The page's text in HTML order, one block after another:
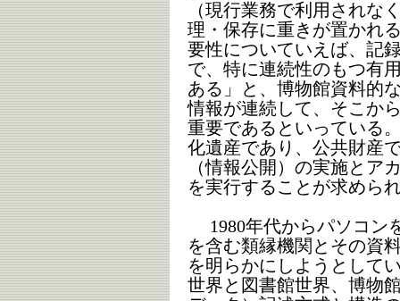
（現行業務で利用されな
理・保存に重きが置かれ
要性についていえば、記
で、特に連続性のもつ有
ある」と、博物館資料的
情報が連続して、そこか
重要であるといっている
化遺産であり、公共財産
（情報公開）の実施とア
を実行することが求めら
1980年代からパソコン
を含む類縁機関とその資
を明らかにしようとして
世界と図書館世界、博物